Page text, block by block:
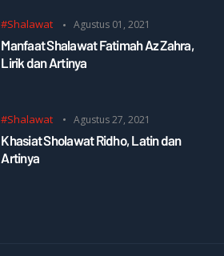
#Shalawat Agustus 01, 2021
Manfaat Shalawat Fatimah Az Zahra,
Lirik dan Artinya
#Shalawat Agustus 27, 2021
Khasiat Sholawat Ridho, Latin dan
Artinya